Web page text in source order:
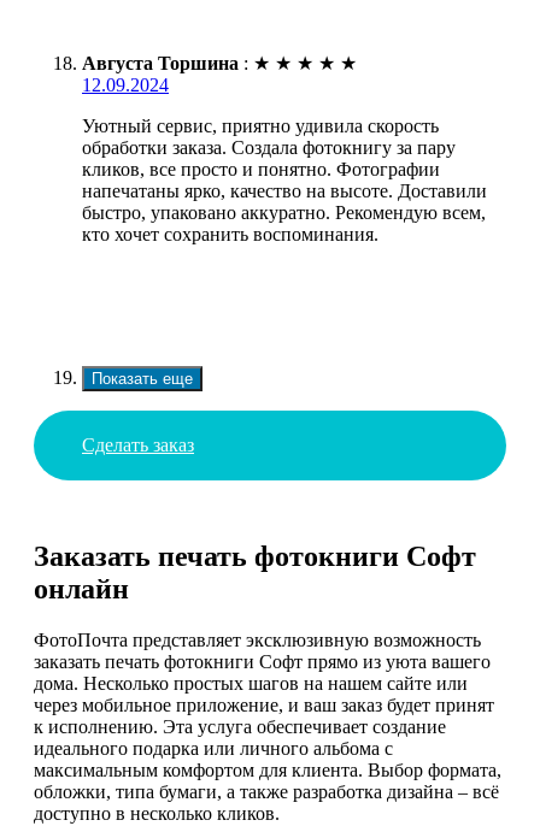
Августа Торшина : ★ ★ ★ ★ ★
12.09.2024
Уютный сервис, приятно удивила скорость
обработки заказа. Создала фотокнигу за пару
кликов, все просто и понятно. Фотографии
напечатаны ярко, качество на высоте. Доставили
быстро, упаковано аккуратно. Рекомендую всем,
кто хочет сохранить воспоминания.
Показать еще
Сделать заказ
Заказать печать фотокниги Софт
онлайн
ФотоПочта представляет эксклюзивную возможность
заказать печать фотокниги Софт прямо из уюта вашего
дома. Несколько простых шагов на нашем сайте или
через мобильное приложение, и ваш заказ будет принят
к исполнению. Эта услуга обеспечивает создание
идеального подарка или личного альбома с
максимальным комфортом для клиента. Выбор формата,
обложки, типа бумаги, а также разработка дизайна – всё
доступно в несколько кликов.